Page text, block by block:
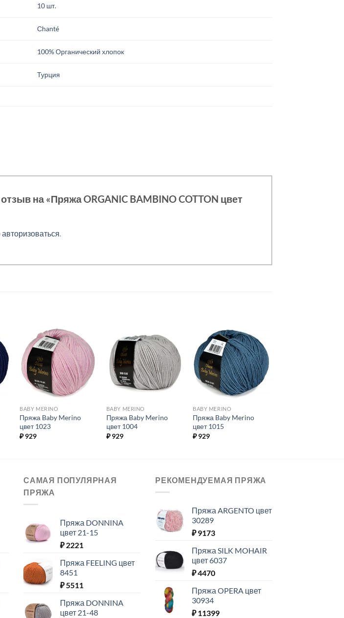
10 шт.
Сhanté
100% Органический хлопок
Турция
на «Пряжа ORGANIC BAMBINO COTTON цвет
авторизоваться.
Добавить в
избранное.
BABY MERINO
Пряжа Baby Merino
цвет 1023
₽929
Добавить в
избранное.
BABY MERINO
Пряжа Baby Merino
цвет 1004
₽929
Добавить в
избранное.
BABY MERINO
Пряжа Baby Merino
цвет 1015
₽929
САМАЯ ПОПУЛЯРНАЯ
ПРЯЖА
Пряжа DONNINA
цвет 21-15
₽2221
Пряжа FEELING цвет
8451
₽5511
Пряжа DONNINA
цвет 21-48
РЕКОМЕНДУЕМАЯ ПРЯЖА
Пряжа ARGENTO цвет
30289
₽9173
Пряжа SILK MOHAIR
цвет 6037
₽4470
Пряжа OPERA цвет
30934
₽11399